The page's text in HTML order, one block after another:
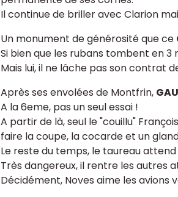
Il continue de briller avec Clarion
Un monument de générosité que ce
Si bien que les rubans tombent en 3
Mais lui, il ne lâche pas son contrat
Après ses envolées de Montfrin, GAU
A la 6eme, pas un seul essai !
A partir de là, seul le "couillu"
faire la coupe, la cocarde et un
Le reste du temps, le taureau attend
Très dangereux, il rentre les autres
Décidément, Noves aime les avions